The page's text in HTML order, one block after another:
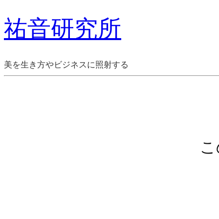
祐音研究所
美を生き方やビジネスに照射する